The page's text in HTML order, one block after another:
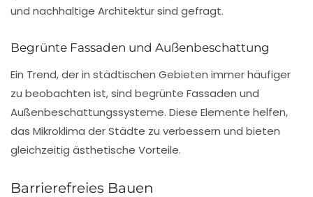
und nachhaltige Architektur sind gefragt.
Begrünte Fassaden und Außenbeschattung
Ein Trend, der in städtischen Gebieten immer häufiger
zu beobachten ist, sind begrünte Fassaden und
Außenbeschattungssysteme. Diese Elemente helfen,
das Mikroklima der Städte zu verbessern und bieten
gleichzeitig ästhetische Vorteile.
Barrierefreies Bauen